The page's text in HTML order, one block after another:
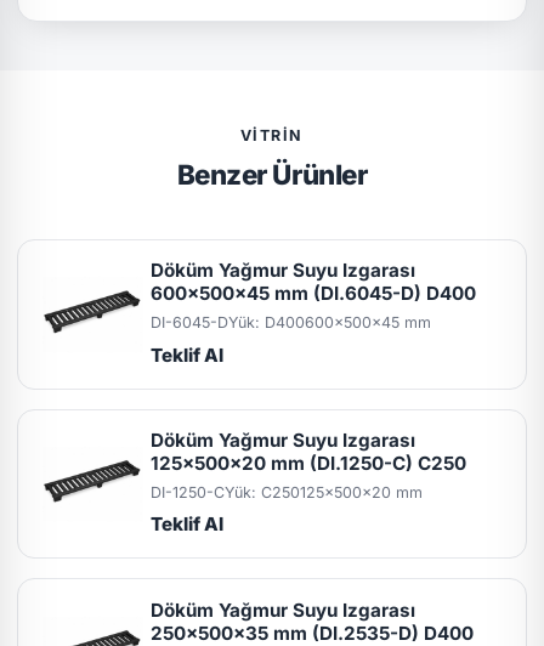
VITRIN
Benzer Ürünler
Döküm Yağmur Suyu Izgarası
600x500x45 mm (DI.6045-D) D400
DI-6045-DYük: D400600x500x45 mm
Teklif Al
Döküm Yağmur Suyu Izgarası
125x500x20 mm (DI.1250-C) C250
DI-1250-CYük: C250125x500x20 mm
Teklif Al
Döküm Yağmur Suyu Izgarası
250x500x35 mm (DI.2535-D) D400